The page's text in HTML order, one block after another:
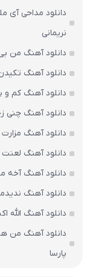
دانلود مداحی آی
نریمانی
دانلود آهنگ من
دانلود آهنگ
دانلود آهنگ کم و
دانلود آهنگ چنی
دانلود آهنگ مزارت
دانلود آهنگ
دانلود آهنگ آخه
دانلود آهنگ
دانلود آهنگ الله اکبر فقط 207
دانلود آهنگ من
پارسا